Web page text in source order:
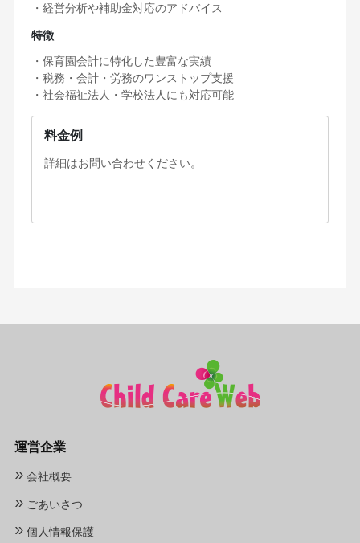
・経営分析や補助金対応のアドバイス
特徴
・保育園会計に特化した豊富な実績
・税務・会計・労務のワンストップ支援
・社会福祉法人・学校法人にも対応可能
料金例
詳細はお問い合わせください。
運営企業
» 会社概要
» ごあいさつ
» 個人情報保護